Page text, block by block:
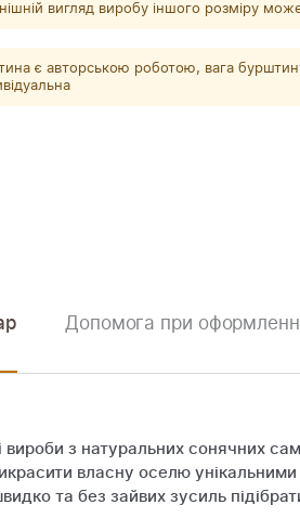
вигляд виробу іншого розміру може
є авторською роботою, вага
Допомога при
вироби з натуральних сонячних
власну оселю
та без зайвих зусиль